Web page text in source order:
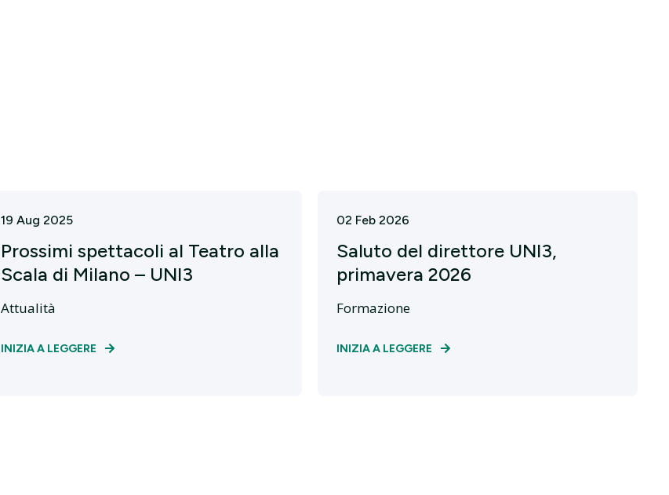
19 Aug 2025
Prossimi spettacoli al Teatro alla
Scala di Milano – UNI3
Attualità
INIZIA A LEGGERE
02 Feb 2026
Saluto del direttore UNI3,
primavera 2026
Formazione
INIZIA A LEGGERE